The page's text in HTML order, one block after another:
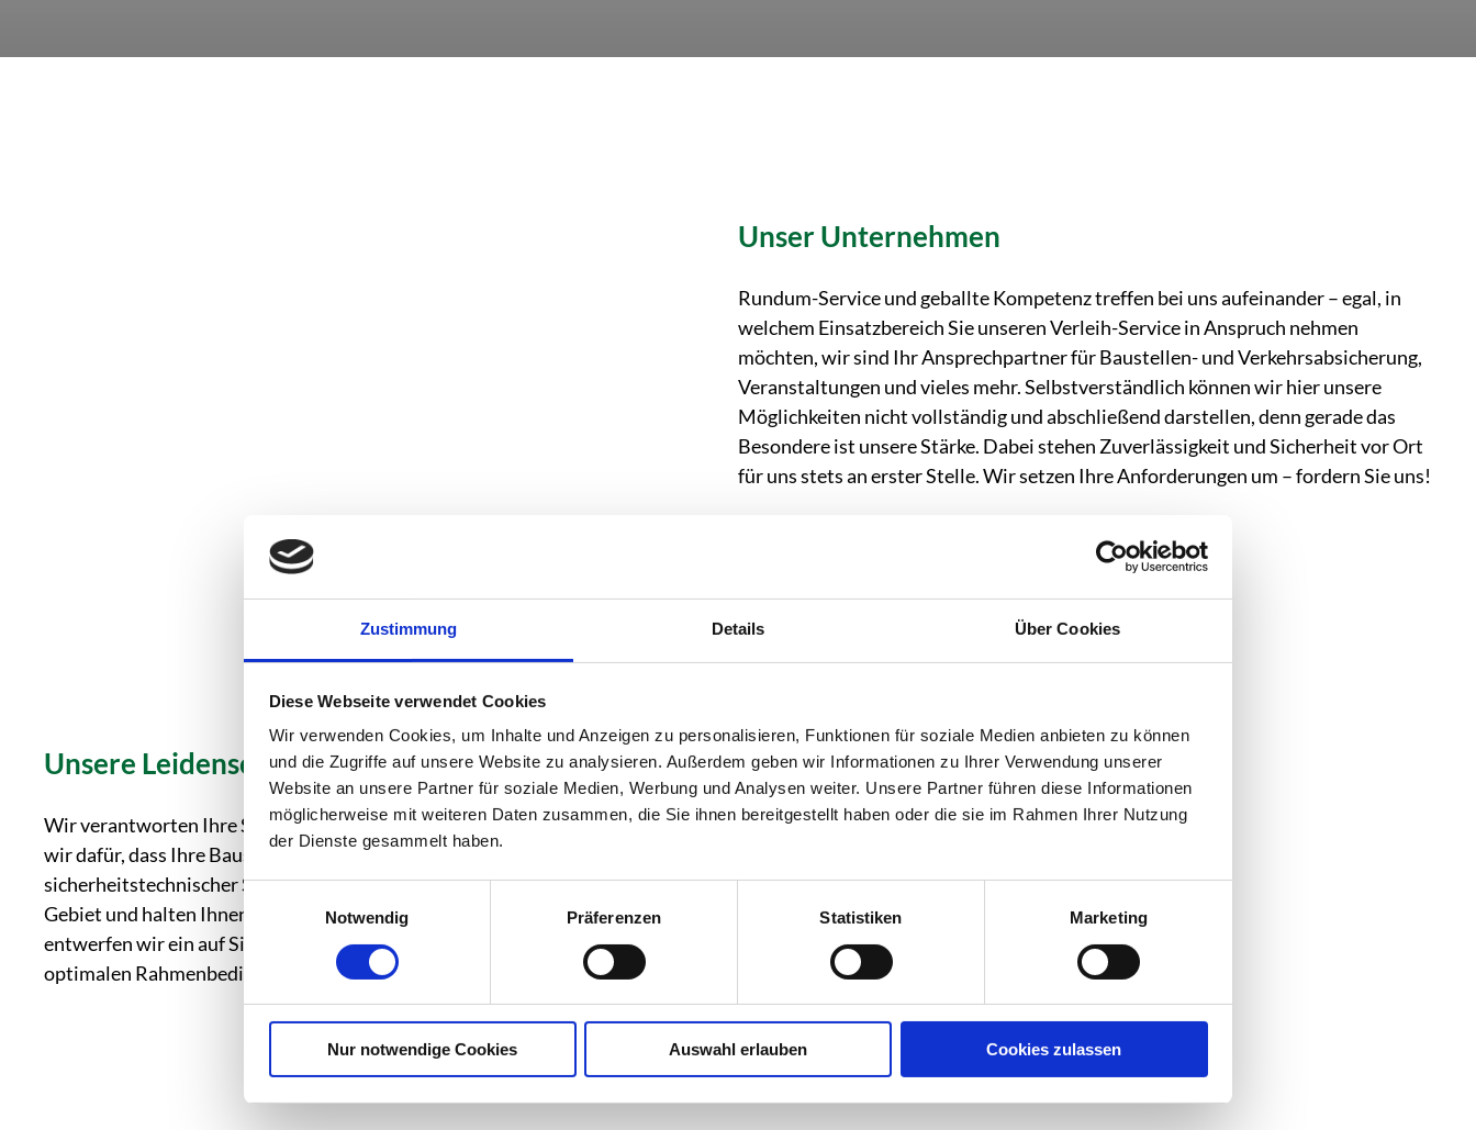
Zustimmung Details Über Cookies
Diese Webseite verwendet Cookies
Wir verwenden Cookies, um Inhalte und Anzeigen zu personalisieren, Funktionen für soziale Medien anbieten zu können
und die Zugriffe auf unsere Website zu analysieren. Außerdem geben wir Informationen zu Ihrer Verwendung unserer
Website an unsere Partner für soziale Medien, Werbung und Analysen weiter. Unsere Partner führen diese Informationen
möglicherweise mit weiteren Daten zusammen, die Sie ihnen bereitgestellt haben oder die sie im Rahmen Ihrer Nutzung
der Dienste gesammelt haben.
Einwilligungsauswahl
Notwendig
Präferenzen Statistiken Marketing
Nur notwendige Cookies Auswahl erlauben Cookies zulassen
Unser Unternehmen
Rundum-Service und geballte Kompetenz treffen bei uns aufeinander – egal, in
welchem Einsatzbereich Sie unseren Verleih-Service in Anspruch nehmen
möchten, wir sind Ihr Ansprechpartner für Baustellen- und Verkehrsabsicherung,
Veranstaltungen und vieles mehr. Selbstverständlich können wir hier unsere
Möglichkeiten nicht vollständig und abschließend darstellen, denn gerade das
Besondere ist unsere Stärke. Dabei stehen Zuverlässigkeit und Sicherheit vor Ort
für uns stets an erster Stelle. Wir setzen Ihre Anforderungen um – fordern Sie uns!
Unsere Leidenschaft
Wir verantworten Ihre Sicherheit! Als Experten im Bereich Zaunverleih sorgen
wir dafür, dass Ihre Baustelle oder Ihre Veranstaltung auch aus
sicherheitstechnischer Sicht zum Erfolg wird. Wir sind Experten auf unserem
Gebiet und halten Ihnen den Rücken gerne frei. In Abstimmung mit Ihnen
entwerfen wir ein auf Sie zugeschnittenes Konzept und schaffen damit die
optimalen Rahmenbedingungen für Ihre Vorhaben.